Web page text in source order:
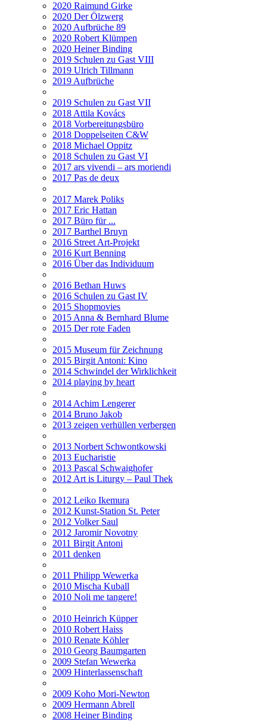
2020 Raimund Girke
2020 Der Ölzwerg
2020 Aufbrüche 89
2020 Robert Klümpen
2020 Heiner Binding
2019 Schulen zu Gast VIII
2019 Ulrich Tillmann
2019 Aufbrüche
2019 Schulen zu Gast VII
2018 Attila Kovács
2018 Vorbereitungsbüro
2018 Doppelseiten C&W
2018 Michael Oppitz
2018 Schulen zu Gast VI
2017 ars vivendi – ars moriendi
2017 Pas de deux
2017 Marek Poliks
2017 Eric Hattan
2017 Büro für ...
2017 Barthel Bruyn
2016 Street Art-Projekt
2016 Kurt Benning
2016 Über das Individuum
2016 Bethan Huws
2016 Schulen zu Gast IV
2015 Shopmovies
2015 Anna & Bernhard Blume
2015 Der rote Faden
2015 Museum für Zeichnung
2015 Birgit Antoni: Kino
2014 Schwindel der Wirklichkeit
2014 playing by heart
2014 Achim Lengerer
2014 Bruno Jakob
2013 zeigen verhüllen verbergen
2013 Norbert Schwontkowski
2013 Eucharistie
2013 Pascal Schwaighofer
2012 Art is Liturgy – Paul Thek
2012 Leiko Ikemura
2012 Kunst-Station St. Peter
2012 Volker Saul
2012 Jaromir Novotny
2011 Birgit Antoni
2011 denken
2011 Philipp Wewerka
2010 Mischa Kuball
2010 Noli me tangere!
2010 Heinrich Küpper
2010 Robert Haiss
2010 Renate Köhler
2010 Georg Baumgarten
2009 Stefan Wewerka
2009 Hinterlassenschaft
2009 Koho Mori-Newton
2009 Hermann Abrell
2008 Heiner Binding